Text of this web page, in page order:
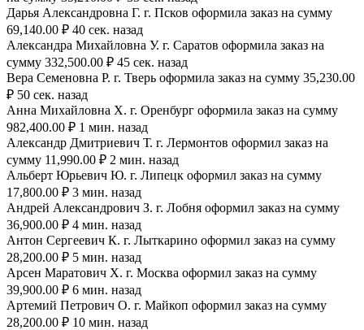
Дарья Александровна Г. г. Псков оформила заказ на сумму
69,140.00 ₽ 40 сек. назад
Александра Михайловна У. г. Саратов оформила заказ на
сумму 332,500.00 ₽ 45 сек. назад
Вера Семеновна Р. г. Тверь оформила заказ на сумму 35,230.00
₽ 50 сек. назад
Анна Михайловна Х. г. Оренбург оформила заказ на сумму
982,400.00 ₽ 1 мин. назад
Александр Дмитриевич Т. г. Лермонтов оформил заказ на
сумму 11,990.00 ₽ 2 мин. назад
Альберт Юрьевич Ю. г. Липецк оформил заказ на сумму
17,800.00 ₽ 3 мин. назад
Андрей Александрович З. г. Лобня оформил заказ на сумму
36,900.00 ₽ 4 мин. назад
Антон Сергеевич К. г. Лыткарино оформил заказ на сумму
28,200.00 ₽ 5 мин. назад
Арсен Маратович Х. г. Москва оформил заказ на сумму
39,900.00 ₽ 6 мин. назад
Артемий Петрович О. г. Майкоп оформил заказ на сумму
28,200.00 ₽ 10 мин. назад